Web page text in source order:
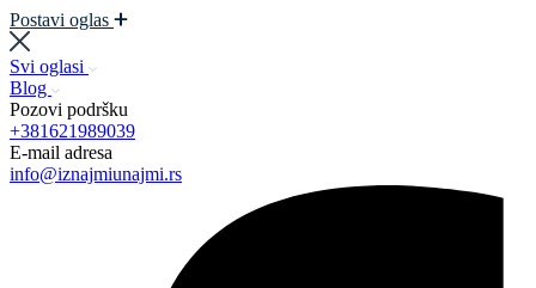
Postavi oglas
Svi oglasi
Blog
Pozovi podršku
+381621989039
E-mail adresa
info@iznajmiunajmi.rs